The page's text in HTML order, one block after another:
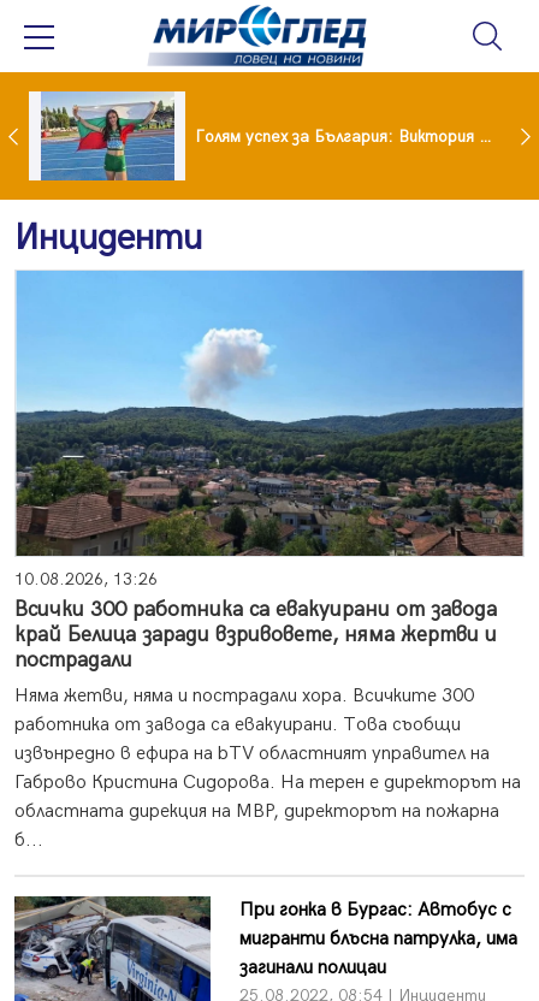
Когато всичко те дразни: тези трикове променят настроението за минути Голям успех за България: Виктория Ангелова грабна световна титла в тройния скок
Инциденти
10.08.2026, 13:26
Всички 300 работника са евакуирани от завода
край Белица заради взривовете, няма жертви и
пострадали
Няма жетви, няма и пострадали хора. Всичките 300
работника от завода са евакуирани. Това съобщи
извънредно в ефира на bTV областният управител на
Габрово Кристина Сидорова. На терен е директорът на
областната дирекция на МВР, директорът на пожарна
б...
При гонка в Бургас: Автобус с
мигранти блъсна патрулка, има
загинали полицаи
25.08.2022, 08:54 | Инциденти